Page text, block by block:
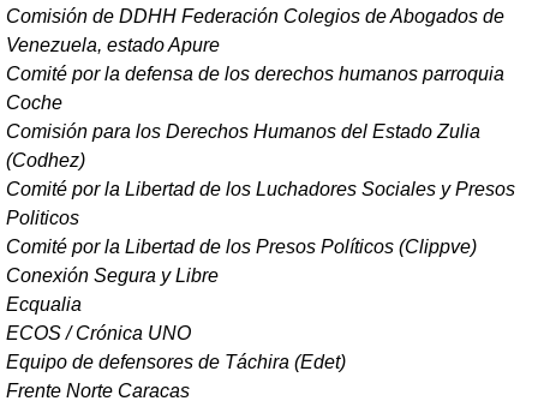
Comisión de DDHH Federación Colegios de Abogados de
Venezuela, estado Apure
Comité por la defensa de los derechos humanos parroquia
Coche
Comisión para los Derechos Humanos del Estado Zulia
(Codhez)
Comité por la Libertad de los Luchadores Sociales y Presos
Politicos
Comité por la Libertad de los Presos Políticos (Clippve)
Conexión Segura y Libre
Ecqualia
ECOS / Crónica UNO
Equipo de defensores de Táchira (Edet)
Frente Norte Caracas